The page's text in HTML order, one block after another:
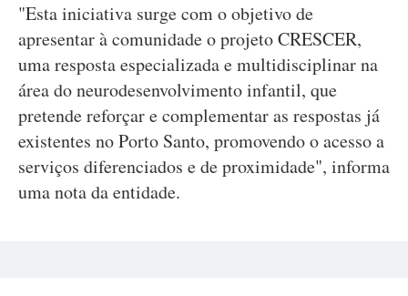
"Esta iniciativa surge com o objetivo de
apresentar à comunidade o projeto CRESCER,
uma resposta especializada e multidisciplinar na
área do neurodesenvolvimento infantil, que
pretende reforçar e complementar as respostas já
existentes no Porto Santo, promovendo o acesso a
serviços diferenciados e de proximidade", informa
uma nota da entidade.